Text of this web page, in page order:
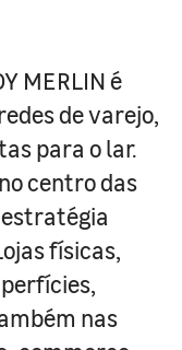
MERLIN é
de varejo,
para o lar.
centro das
físicas,
nas